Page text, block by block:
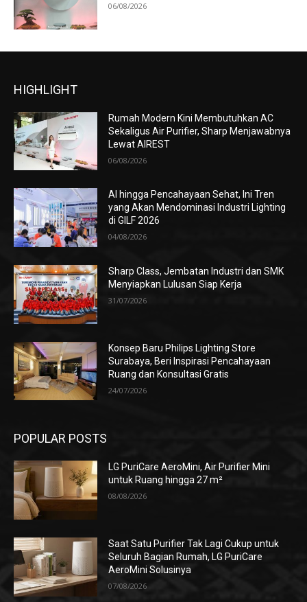
06/08/2026
HIGHLIGHT
Rumah Modern Kini Membutuhkan AC
Sekaligus Air Purifier, Sharp Menjawabnya
Lewat AIREST
06/08/2026
AI hingga Pencahayaan Sehat, Ini Tren
yang Akan Mendominasi Industri Lighting
di GILF 2026
04/08/2026
Sharp Class, Jembatan Industri dan SMK
Menyiapkan Lulusan Siap Kerja
31/07/2026
Konsep Baru Philips Lighting Store
Surabaya, Beri Inspirasi Pencahayaan
Ruang dan Konsultasi Gratis
24/07/2026
POPULAR POSTS
LG PuriCare AeroMini, Air Purifier Mini
untuk Ruang hingga 27 m²
08/08/2026
Saat Satu Purifier Tak Lagi Cukup untuk
Seluruh Bagian Rumah, LG PuriCare
AeroMini Solusinya
07/08/2026